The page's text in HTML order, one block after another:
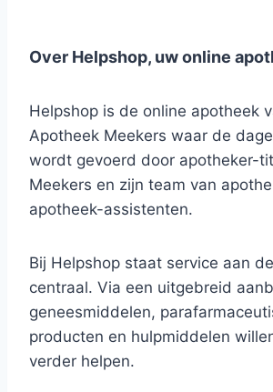
Over Helpshop, uw online
Helpshop is de online apotheek
Apotheek Meekers waar de
wordt gevoerd door apotheker-
Meekers en zijn team van
apotheek-assistenten.
Bij Helpshop staat service aan
centraal. Via een uitgebreid
geneesmiddelen,
producten en hulpmiddelen
verder helpen.